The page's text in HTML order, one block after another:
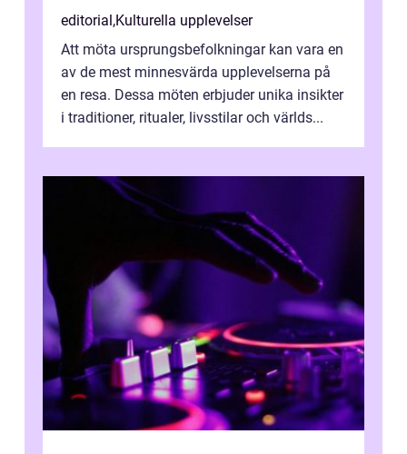
editorial ,Kulturella upplevelser
Att möta ursprungsbefolkningar kan vara en
av de mest minnesvärda upplevelserna på
en resa. Dessa möten erbjuder unika insikter
i traditioner, ritualer, livsstilar och världs...